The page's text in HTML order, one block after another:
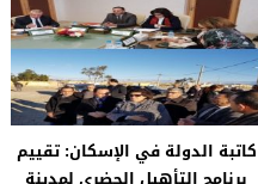
كاتبة الدولة في الإسكان: تقييم
برنامج التأهيل الحضري لمدينة
جرسيف...